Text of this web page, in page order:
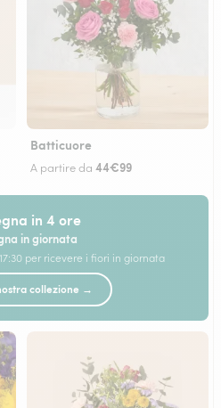
Batticuore
A partire da 44€99
in 4 ore
in giornata
per ricevere i fiori in giornata
collezione →